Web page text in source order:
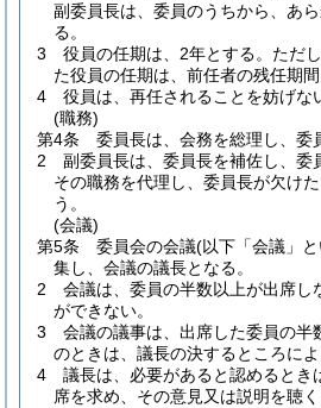
副委員長は、委員のうちから、あ
る。
3
役員の任期は、2年とする。 ただ
た役員の任期は、前任者の残任期間
4
役員は、再任されることを妨げな
(職務)
第4条
委員長は、会務を総理し、委
2
副委員長は、委員長を補佐し、委
その職務を代理し、委員長が欠け
う。
(会議)
第5条
委員会の会議(以下「会議」
集し、会議の議長となる。
2
会議は、委員の半数以上が出席し
ができない。
3
会議の議事は、出席した委員の半
のときは、議長の決するところによ
4
議長は、必要があると認めるとき
席を求め、その意見又は説明を聴く